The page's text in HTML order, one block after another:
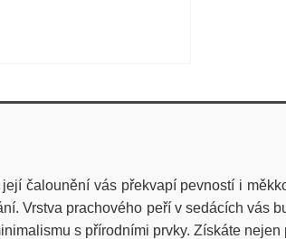
čalounění vás překvapí pevností i
Vrstva prachového peří v sedácích vás
s přírodními prvky. Získáte